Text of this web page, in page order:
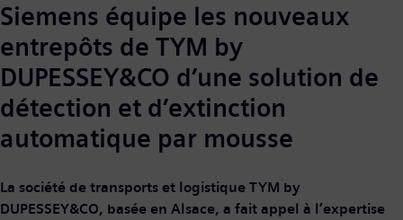
Siemens équipe les nouveaux
entrepôts de TYM by
DUPESSEY&CO d’une solution de
détection et d’extinction
automatique par mousse
La société de transports et logistique TYM by
DUPESSEY&CO, basée en Alsace, a fait appel à l’expertise